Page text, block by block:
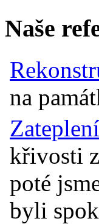
Naše
na
křivosti
poté
byli